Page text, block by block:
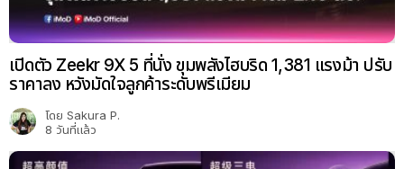
เปิดตัว Zeekr 9X 5 ที่นั่ง ขุมพลังไฮบริด 1,381 แรงม้า ปรับ
ราคาลง หวังมัดใจลูกค้าระดับพรีเมียม
โดย Sakura P.
8 วันที่แล้ว